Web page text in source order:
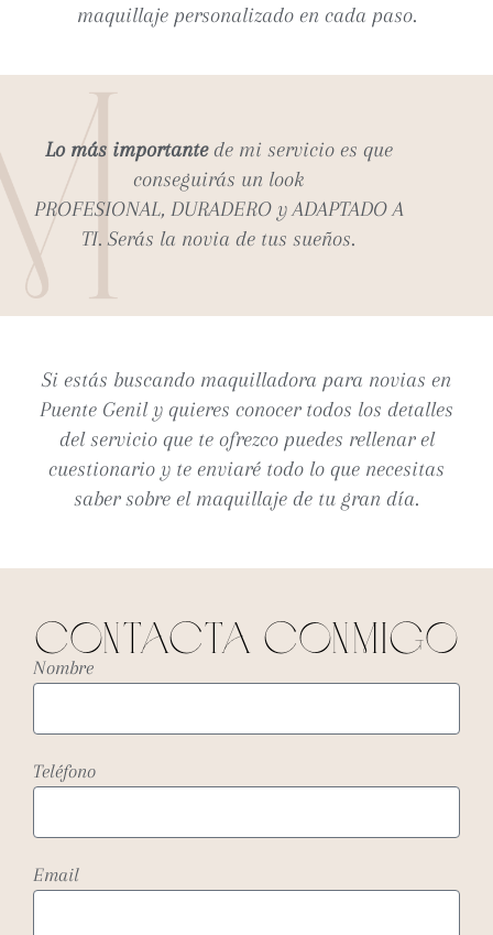
maquillaje personalizado en cada paso.
Lo más importantede mi servicio es que
conseguirás un look
PROFESIONAL, DURADERO y ADAPTADO A
TI. Serás la novia de tus sueños.
Si estás buscando maquilladora para novias en
Puente Genil y quieres conocer todos los detalles
del servicio que te ofrezco puedes rellenar el
cuestionario y te enviaré todo lo que necesitas
saber sobre el maquillaje de tu gran día.
CONTaCTa CONMIGO
Nombre
Teléfono
Email